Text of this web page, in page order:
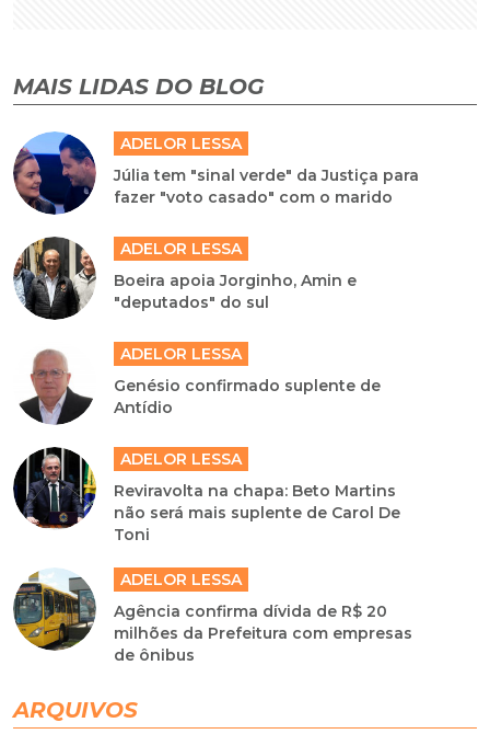
MAIS LIDAS DO BLOG
ADELOR LESSA
Júlia tem "sinal verde" da Justiça para
fazer "voto casado" com o marido
ADELOR LESSA
Boeira apoia Jorginho, Amin e
"deputados" do sul
ADELOR LESSA
Genésio confirmado suplente de
Antídio
ADELOR LESSA
Reviravolta na chapa: Beto Martins
não será mais suplente de Carol De
Toni
ADELOR LESSA
Agência confirma dívida de R$ 20
milhões da Prefeitura com empresas
de ônibus
ARQUIVOS